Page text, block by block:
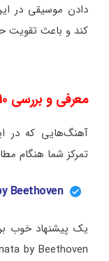
دادن موسیقی در
کند و باعث تقویت
معرفی و بررسی 10 موسیقی برای تقویت حافظه شما
آهنگ‌هایی که در
تمرکز شما هنگام
Beethoven